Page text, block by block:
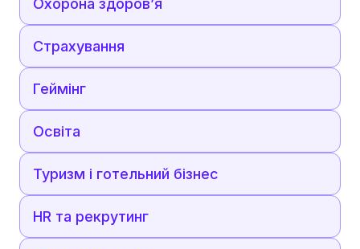
Охорона здоров’я
Страхування
Геймінг
Освіта
Туризм і готельний бізнес
HR та рекрутинг